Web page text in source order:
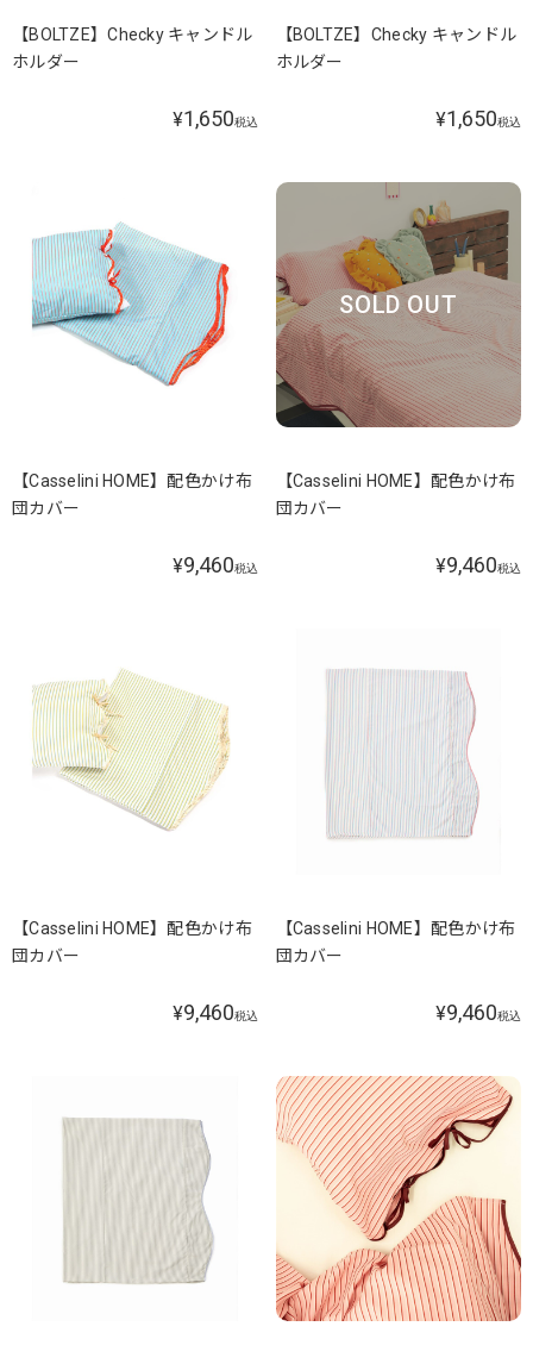
【BOLTZE】Checky キャンドル
ホルダー
¥1,650税込
【BOLTZE】Checky キャンドル
ホルダー
¥1,650税込
【Casselini HOME】配色かけ布
団カバー
¥9,460税込
SOLD OUT
【Casselini HOME】配色かけ布
団カバー
¥9,460税込
【Casselini HOME】配色かけ布
団カバー
¥9,460税込
【Casselini HOME】配色かけ布
団カバー
¥9,460税込